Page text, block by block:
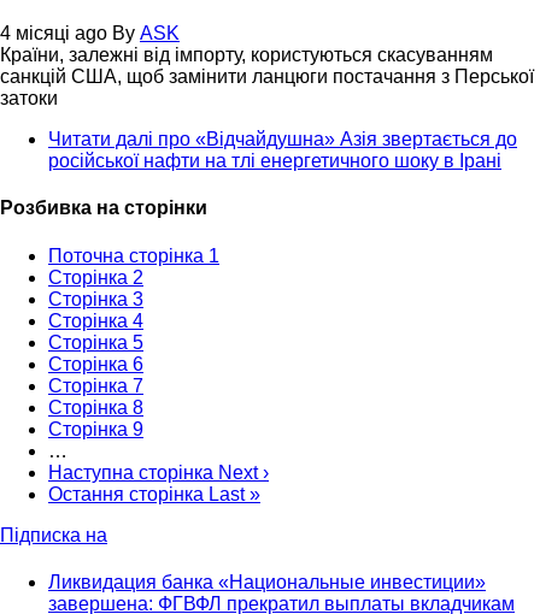
4 місяці ago By ASK
Країни, залежні від імпорту, користуються скасуванням
санкцій США, щоб замінити ланцюги постачання з Перської
затоки
Читати далі про «Відчайдушна» Азія звертається до
російської нафти на тлі енергетичного шоку в Ірані
Розбивка на сторінки
Поточна сторінка 1
Сторінка 2
Сторінка 3
Сторінка 4
Сторінка 5
Сторінка 6
Сторінка 7
Сторінка 8
Сторінка 9
…
Наступна сторінка Next ›
Остання сторінка Last »
Підписка на
Ликвидация банка «Национальные инвестиции»
завершена: ФГВФЛ прекратил выплаты вкладчикам